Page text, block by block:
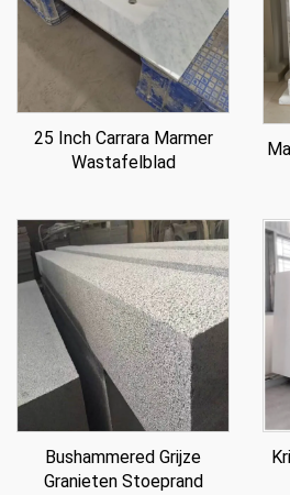
25 Inch Carrara Marmer
Wastafelblad
Bushammered Grijze
Granieten Stoeprand